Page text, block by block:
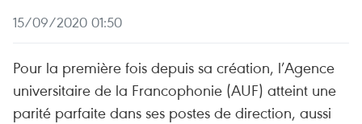
15/09/2020 01:50
Pour la première fois depuis sa création, l’Agence
universitaire de la Francophonie (AUF) atteint une
parité parfaite dans ses postes de direction, aussi